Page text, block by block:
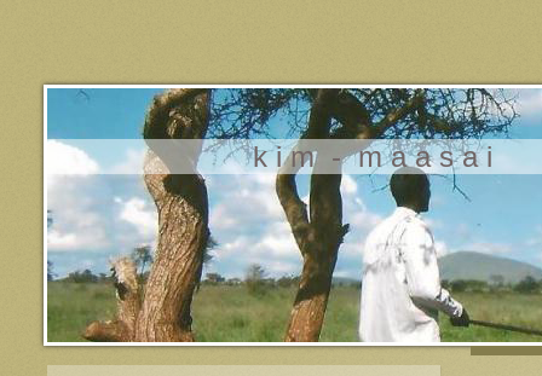
k i m - m a a s a i